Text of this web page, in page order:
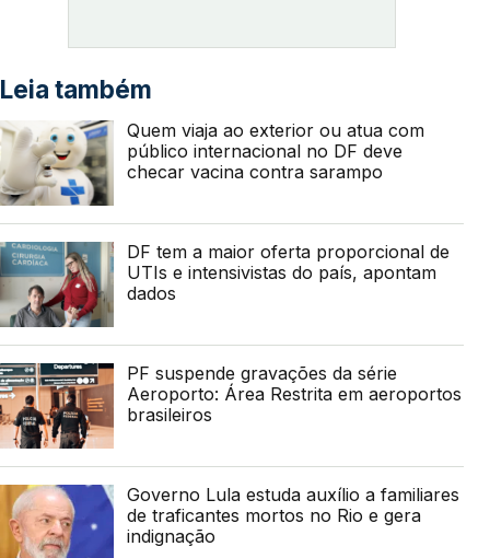
Leia também
Quem viaja ao exterior ou atua com
público internacional no DF deve
checar vacina contra sarampo
DF tem a maior oferta proporcional de
UTIs e intensivistas do país, apontam
dados
PF suspende gravações da série
Aeroporto: Área Restrita em aeroportos
brasileiros
Governo Lula estuda auxílio a familiares
de traficantes mortos no Rio e gera
indignação